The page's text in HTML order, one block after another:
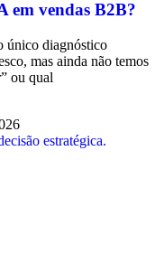
em vendas B2B?
único diagnóstico
mas ainda não temos
ou qual